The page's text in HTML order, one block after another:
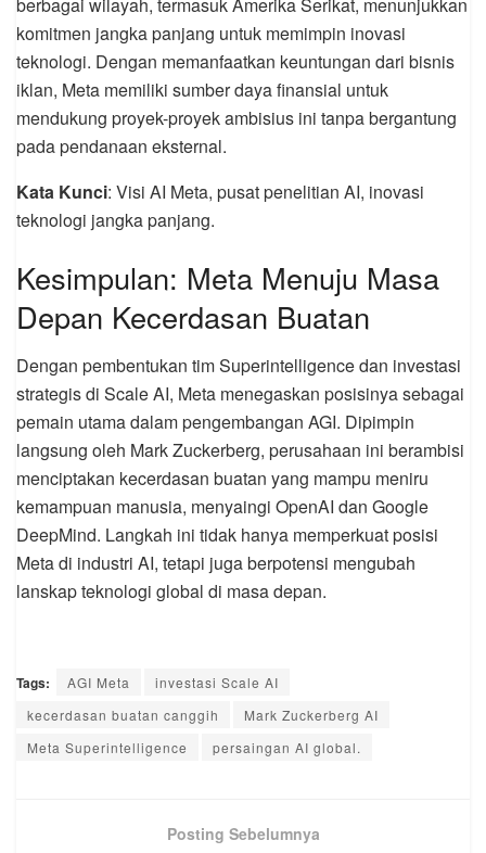
komitmen jangka panjang untuk memimpin inovasi
teknologi. Dengan memanfaatkan keuntungan dari bisnis
iklan, Meta memiliki sumber daya finansial untuk
mendukung proyek-proyek ambisius ini tanpa bergantung
pada pendanaan eksternal.
Kata Kunci: Visi AI Meta, pusat penelitian AI, inovasi
teknologi jangka panjang.
Kesimpulan: Meta Menuju Masa
Depan Kecerdasan Buatan
Dengan pembentukan tim Superintelligence dan investasi
strategis di Scale AI, Meta menegaskan posisinya sebagai
pemain utama dalam pengembangan AGI. Dipimpin
langsung oleh Mark Zuckerberg, perusahaan ini berambisi
menciptakan kecerdasan buatan yang mampu meniru
kemampuan manusia, menyaingi OpenAI dan Google
DeepMind. Langkah ini tidak hanya memperkuat posisi
Meta di industri AI, tetapi juga berpotensi mengubah
lanskap teknologi global di masa depan.
Tags: AGI Meta
investasi Scale AI
kecerdasan buatan canggih
Mark Zuckerberg AI
Meta Superintelligence
persaingan AI global.
Posting Sebelumnya